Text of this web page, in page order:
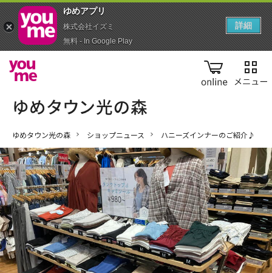
online
ゆめタウン光の森 ショップニュース ハニーズインナーのご紹介♪
ゆめアプ‪リ‬
株式会社イズミ
無料 - In Google Play
詳細